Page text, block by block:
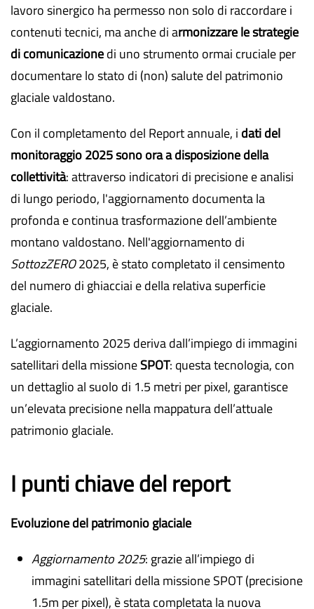
lavoro sinergico ha permesso non solo di raccordare i
contenuti tecnici, ma anche di armonizzare le strategie
di comunicazionedi uno strumento ormai cruciale per
documentare lo stato di (non) salute del patrimonio
glaciale valdostano.
Con il completamento del Report annuale, i dati del
monitoraggio 2025 sono ora a disposizione della
collettività: attraverso indicatori di precisione e analisi
di lungo periodo, l'aggiornamento documenta la
profonda e continua trasformazione dell’ambiente
montano valdostano. Nell'aggiornamento di
SottozZERO2025, è stato completato il censimento
del numero di ghiacciai e della relativa superficie
glaciale.
L’aggiornamento 2025 deriva dall’impiego di immagini
satellitari della missioneSPOT: questa tecnologia, con
un dettaglio al suolo di 1.5 metri per pixel, garantisce
un’elevata precisione nella mappatura dell’attuale
patrimonio glaciale.
I punti chiave del report
Evoluzione del patrimonio glaciale
Aggiornamento 2025: grazie all’impiego di
immagini satellitari della missione SPOT (precisione
1.5m per pixel), è stata completata la nuova